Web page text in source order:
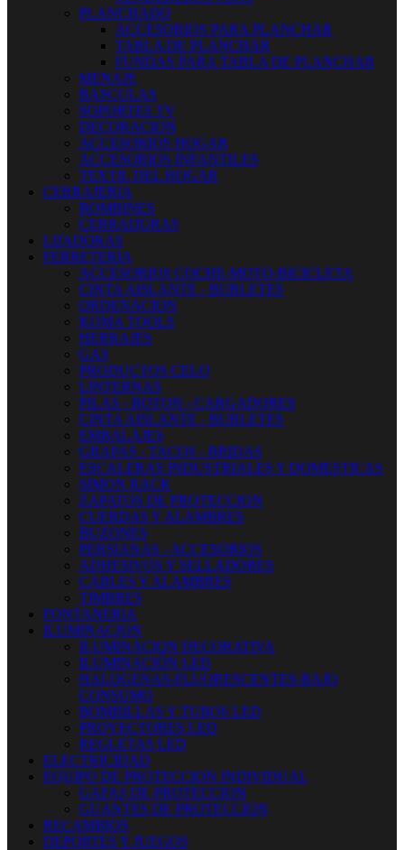
PLANCHADO
ACCESORIOS PARA PLANCHAR
TABLA DE PLANCHAR
FUNDAS PARA TABLA DE PLANCHAR
MENAJE
BASCULAS
SOPORTES TV
DECORACION
ACCESORIOS HOGAR
ACCESORIOS INFANTILES
TEXTIL DEL HOGAR
CERRAJERIA
BOMBINES
CERRADURAS
LIJADORAS
FERRETERIA
ACCESORIOS COCHE-MOTO-BICICLETA
CINTA AISLANTE - BURLETES
ORDENACION
KOMA TOOLS
HERRAJES
GAS
PRODUCTOS CELO
LINTERNAS
PILAS - BOTON - CARGADORES
CINTA AISLANTE - BURLETES
EMBALAJES
GRAPAS - TACOS - BRIDAS
ESCALERAS INDUSTRIALES Y DOMESTICAS
SIMON RACK
ZAPATOS DE PROTECCION
CUERDAS Y ALAMBRES
BUZONES
PERSIANAS - ACCESORIOS
ADHESIVOS Y SELLADORES
CABLES Y ALAMBRES
TIMBRES
FONTANERIA
ILUMINACION
ILUMINACION DECORATIVA
ILUMINACIÓN LED
HALOGENAS-FLUORESCENTES-BAJO
CONSUMO
BOMBILLAS Y TUBOS LED
PROYECTORES LED
REGLETAS LED
ELECTRICIDAD
EQUIPO DE PROTECCION INDIVIDUAL
GAFAS DE PROTECCION
GUANTES DE PROTECCION
RECAMBIOS
DEPORTES Y JUEGOS